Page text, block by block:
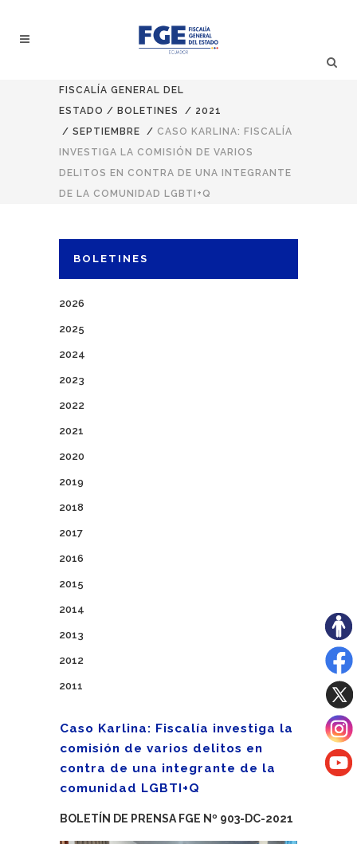
FISCALÍA GENERAL DEL
ESTADO / BOLETINES / 2021
/ SEPTIEMBRE / CASO KARLINA: FISCALÍA
INVESTIGA LA COMISIÓN DE VARIOS
DELITOS EN CONTRA DE UNA INTEGRANTE
DE LA COMUNIDAD LGBTI+Q
BOLETINES
2026
2025
2024
2023
2022
2021
2020
2019
2018
2017
2016
2015
2014
2013
2012
2011
Caso Karlina: Fiscalía investiga la
comisión de varios delitos en
contra de una integrante de la
comunidad LGBTI+Q
BOLETÍN DE PRENSA FGE Nº 903-DC-2021